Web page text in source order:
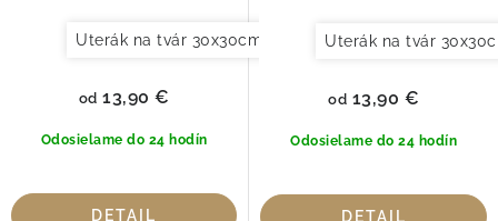
Uterák na tvár 30x30cm Uterák pre hostí 30x50cm
Odosielame do 24 hodín
od 13,90 €
DETAIL
Uterák na tvár
Odosielame do 24 hodín
od 13,90 €
DETAIL